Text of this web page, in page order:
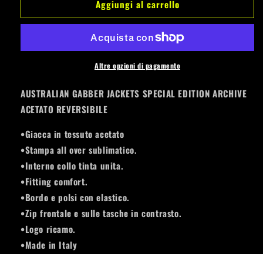
AUSTRALIAN
GABBER
REVERSIBILE
002
AUSTRALIAN
GABBER
ARCHIVE
REVERSIBILE
ARUGC0011
002
Aggiungi al carrello
Altre opzioni di pagamento
AUSTRALIAN GABBER JACKETS SPECIAL EDITION ARCHIVE
ACETATO REVERSIBILE
•Giacca in tessuto acetato
•Stampa all over sublimatico.
•Interno collo tinta unita.
•Fitting comfort.
•Bordo e polsi con elastico.
•Zip frontale e sulle tasche in contrasto.
•Logo ricamo.
•Made in Italy